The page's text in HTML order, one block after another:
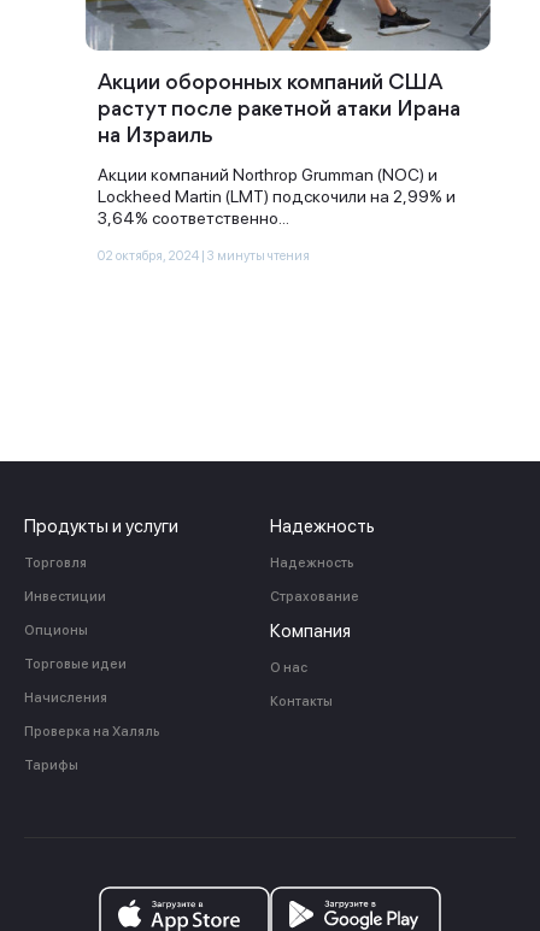
Акции оборонных компаний США
растут после ракетной атаки Ирана
на Израиль
Акции компаний Northrop Grumman (NOC) и
Lockheed Martin (LMT) подскочили на 2,99% и
3,64% соответственно...
02 октября, 2024 | 3 минуты чтения
Спасибо за заявку
Продукты и услуги
Торговля
Инвестиции
Опционы
Торговые идеи
Начисления
Проверка на Халяль
Тарифы
Надежность
Надежность
Страхование
Компания
О нас
Контакты